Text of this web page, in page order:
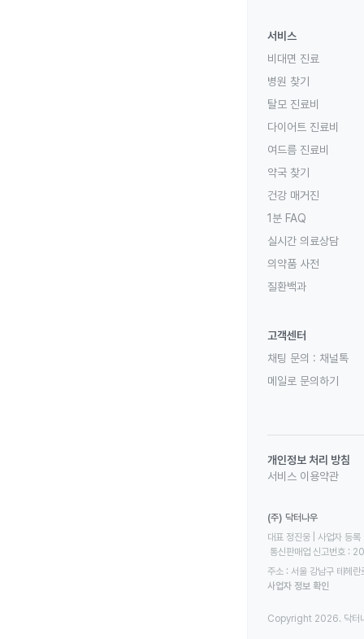
서비스
비대면 진료
병원 찾기
탈모 진료비
다이어트 진료비
여드름 진료비
약국 찾기
건강 매거진
1분 FAQ
실시간 의료상담
의약품 사전
질환백과
고객센터
채팅 문의 : 채널톡
메일로 문의하기
개인정보 처리 방침
서비스 이용약관
(주) 닥터나우
대표 정진웅 | 사업자
통신판매업 신고번호
주소 : 서울 강남구 테헤
사업자 정보 확인
Copyright 2026. 닥터